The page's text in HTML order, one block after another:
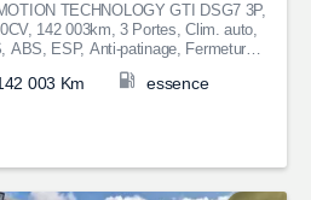
TECHNOLOGY GTI DSG7 3P,
142 003km, 3 Portes, Clim. auto,
ABS, ESP, Anti-patinage, Fermeture
Blanc, Garantie 6 mois, 13 990€
003 Km essence